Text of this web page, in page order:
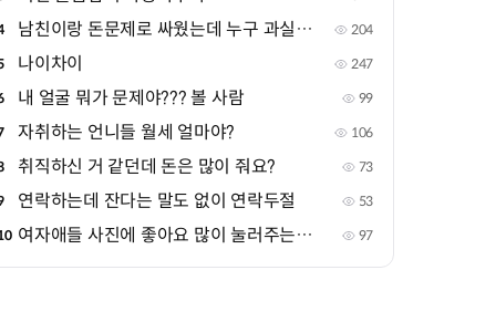
남친이랑 돈문제로 싸웠는데 누구 과실같아? 204
나이차이 247
내 얼굴 뭐가 문제야??? 볼 사람 99
자취하는 언니들 월세 얼마야? 106
취직하신 거 같던데 돈은 많이 줘요? 73
연락하는데 잔다는 말도 없이 연락두절 53
여자애들 사진에 좋아요 많이 눌러주는 애들 97